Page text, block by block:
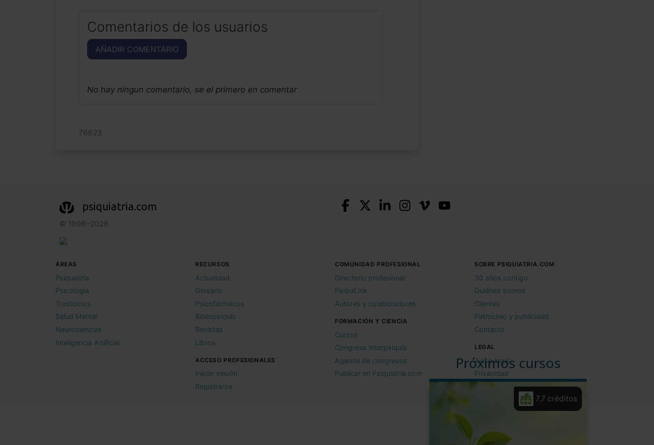
Comentarios de los usuarios
AÑADIR COMENTARIO
No hay ningun comentario, se el primero en comentar
76623
Próximos cursos
7,7 créditos
psiquiatria.com
© 1996–2026
ÁREAS
Psiquiatría
Psicología
Trastornos
Salud Mental
Neurociencias
Inteligencia Artificial
RECURSOS
Actualidad
Glosario
Psicofármacos
Bibliopsiquis
Revistas
Libros
ACCESO PROFESIONALES
Iniciar sesión
Registrarse
COMUNIDAD PROFESIONAL
Directorio profesional
PsiquiLink
Autores y colaboradores
FORMACIÓN Y CIENCIA
Cursos
Congreso Interpsiquis
Agenda de congresos
Publicar en Psiquiatria.com
SOBRE PSIQUIATRIA.COM
30 años contigo
Quiénes somos
Clientes
Patrocinio y publicidad
Contacto
LEGAL
Aviso legal
Privacidad
Cookies
Condiciones de uso